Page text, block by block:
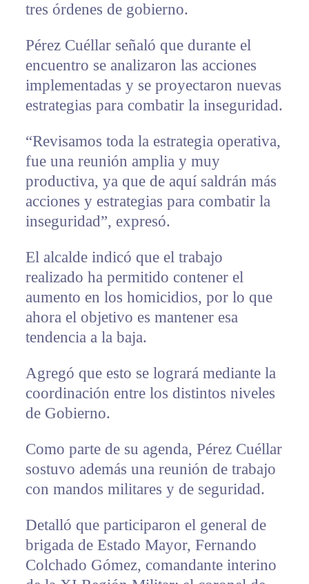
tres órdenes de gobierno.
Pérez Cuéllar señaló que durante el
encuentro se analizaron las acciones
implementadas y se proyectaron nuevas
estrategias para combatir la inseguridad.
“Revisamos toda la estrategia operativa,
fue una reunión amplia y muy
productiva, ya que de aquí saldrán más
acciones y estrategias para combatir la
inseguridad”, expresó.
El alcalde indicó que el trabajo
realizado ha permitido contener el
aumento en los homicidios, por lo que
ahora el objetivo es mantener esa
tendencia a la baja.
Agregó que esto se logrará mediante la
coordinación entre los distintos niveles
de Gobierno.
Como parte de su agenda, Pérez Cuéllar
sostuvo además una reunión de trabajo
con mandos militares y de seguridad.
Detalló que participaron el general de
brigada de Estado Mayor, Fernando
Colchado Gómez, comandante interino